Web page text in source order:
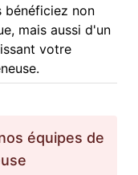
bénéficiez non
mais aussi d'un
votre
équipes de